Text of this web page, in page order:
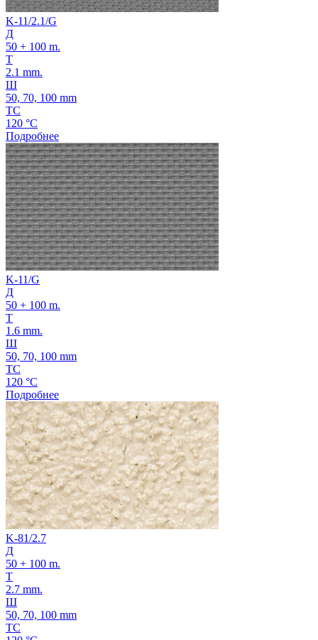
K-11/2.1/G
Д
50 + 100 m.
Т
2.1 mm.
Ш
50, 70, 100 mm
ТС
120 °C
Подробнее
K-11/G
Д
50 + 100 m.
Т
1.6 mm.
Ш
50, 70, 100 mm
ТС
120 °C
Подробнее
K-81/2.7
Д
50 + 100 m.
Т
2.7 mm.
Ш
50, 70, 100 mm
ТС